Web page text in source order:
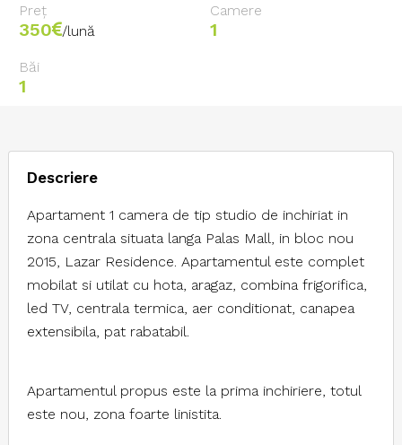
Preț
350 /lună
Camere
1
Băi
1
Descriere
Apartament 1 camera de tip studio de inchiriat in
zona centrala situata langa Palas Mall, in bloc nou
2015, Lazar Residence. Apartamentul este complet
mobilat si utilat cu hota, aragaz, combina frigorifica,
led TV, centrala termica, aer conditionat, canapea
extensibila, pat rabatabil.
Apartamentul propus este la prima inchiriere, totul
este nou, zona foarte linistita.